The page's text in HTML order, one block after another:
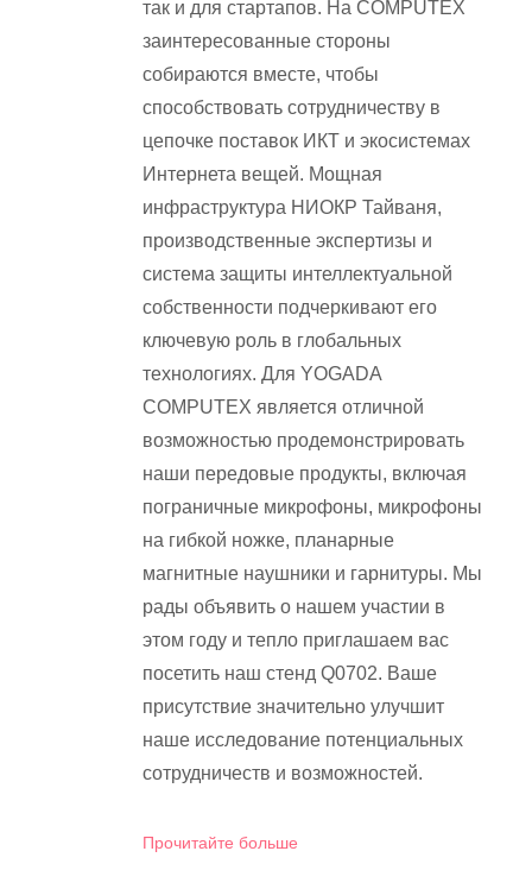
так и для стартапов. На COMPUTEX
заинтересованные стороны
собираются вместе, чтобы
способствовать сотрудничеству в
цепочке поставок ИКТ и экосистемах
Интернета вещей. Мощная
инфраструктура НИОКР Тайваня,
производственные экспертизы и
система защиты интеллектуальной
собственности подчеркивают его
ключевую роль в глобальных
технологиях. Для YOGADA
COMPUTEX является отличной
возможностью продемонстрировать
наши передовые продукты, включая
пограничные микрофоны, микрофоны
на гибкой ножке, планарные
магнитные наушники и гарнитуры. Мы
рады объявить о нашем участии в
этом году и тепло приглашаем вас
посетить наш стенд Q0702. Ваше
присутствие значительно улучшит
наше исследование потенциальных
сотрудничеств и возможностей.
Прочитайте больше